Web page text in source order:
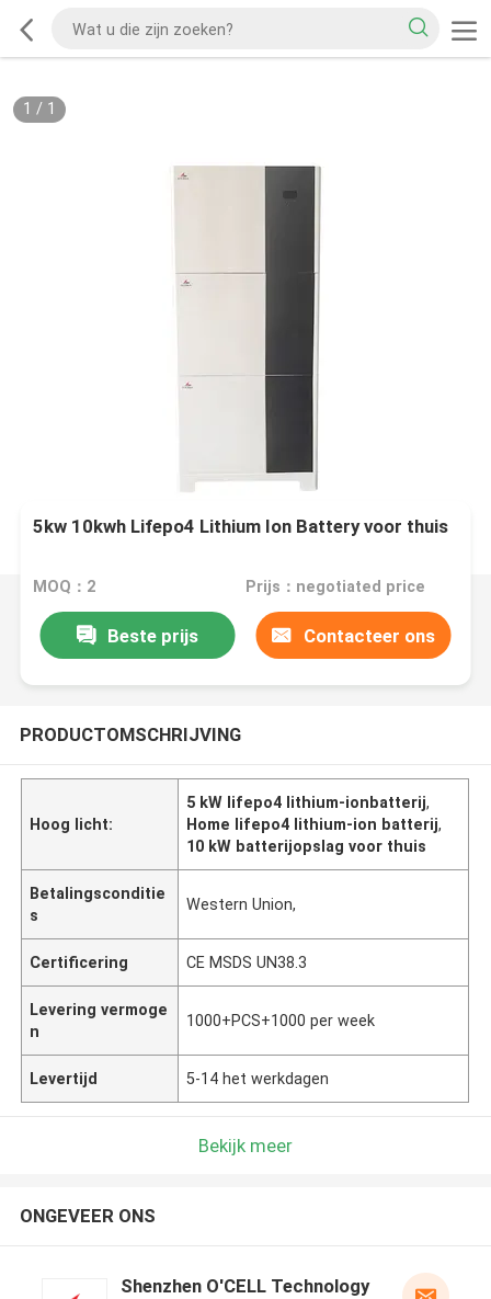
1 / 1
5kw 10kwh Lifepo4 Lithium Ion Battery voor thuis
MOQ：2 Prijs：negotiated price
Beste prijs Contacteer ons
PRODUCTOMSCHRIJVING
Hoog licht:
5 kW lifepo4 lithium-ionbatterij,
Home lifepo4 lithium-ion batterij,
10 kW batterijopslag voor thuis
Betalingsconditie
s
Western Union,
Certificering CE MSDS UN38.3
Levering vermoge
n
1000+PCS+1000 per week
Levertijd 5-14 het werkdagen
Bekijk meer
ONGEVEER ONS
Shenzhen O'CELL Technology